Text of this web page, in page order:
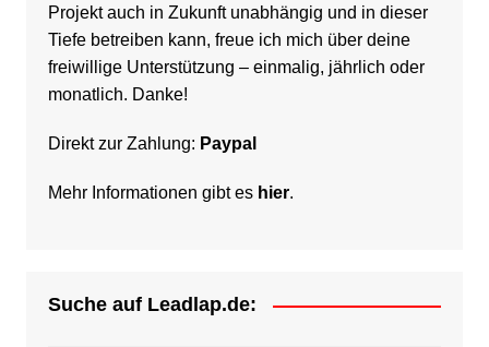
Projekt auch in Zukunft unabhängig und in dieser
Tiefe betreiben kann, freue ich mich über deine
freiwillige Unterstützung – einmalig, jährlich oder
monatlich. Danke!
Direkt zur Zahlung: Paypal
Mehr Informationen gibt es hier.
Suche auf Leadlap.de: